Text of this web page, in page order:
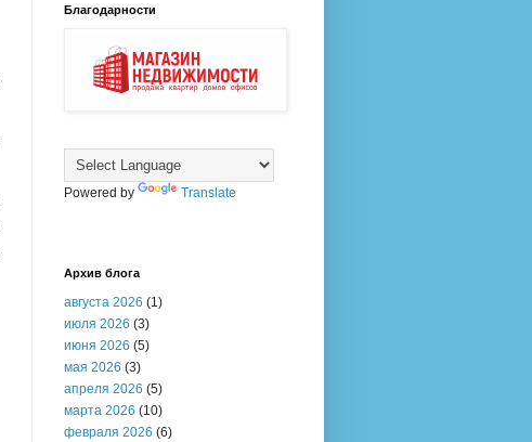
Благодарности
Powered by Translate
Архив блога
августа 2026 (1)
июля 2026 (3)
июня 2026 (5)
мая 2026 (3)
апреля 2026 (5)
марта 2026 (10)
февраля 2026 (6)